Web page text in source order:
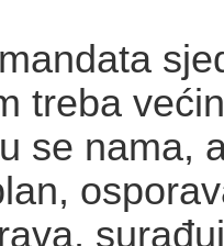
treba
se nama,